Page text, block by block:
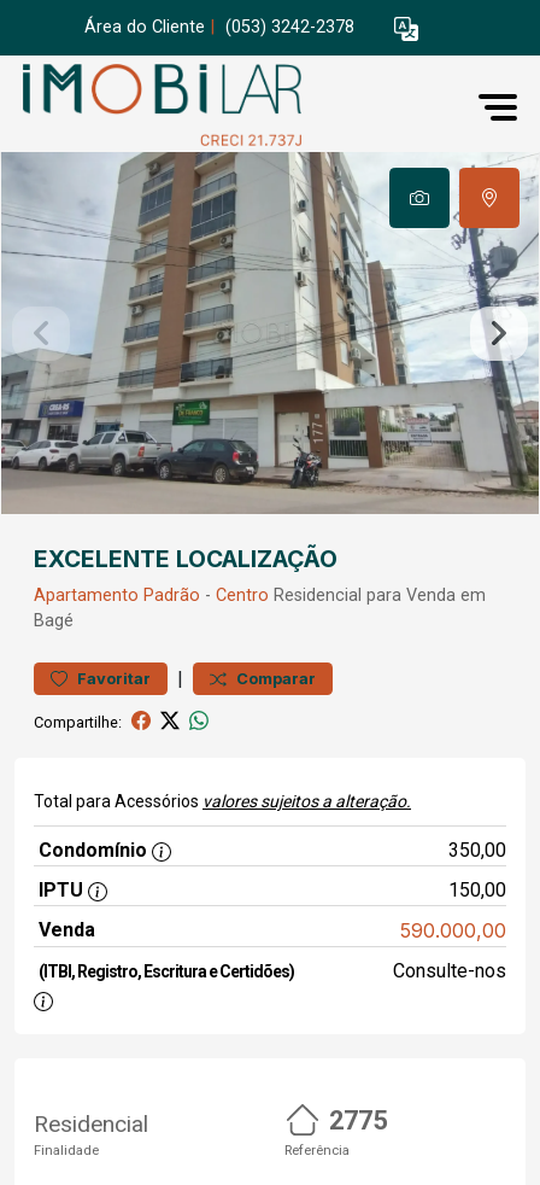
Área do Cliente (053) 3242-2378
EXCELENTE LOCALIZAÇÃO
Apartamento Padrão - Centro Residencial para Venda em
Bagé
Favoritar | Comparar
Compartilhe:
Total para Acessórios valores sujeitos a alteração.
Condomínio
350,00
IPTU
150,00
Venda
590.000,00
(ITBI, Registro, Escritura e Certidões) Consulte-nos
Residencial
Finalidade
2775
Referência